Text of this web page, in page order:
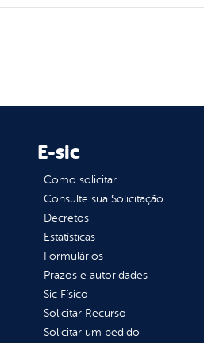
E-sic
Como solicitar
Consulte sua Solicitação
Decretos
Estatísticas
Formulários
Prazos e autoridades
Sic Físico
Solicitar Recurso
Solicitar um pedido